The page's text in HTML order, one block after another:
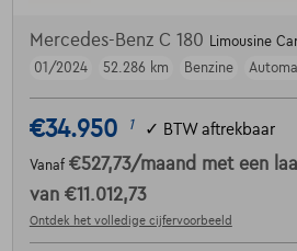
Mercedes-Benz C 180 Limousine
01/2024
52.286 km Benzine
€34.950 1 ✓ BTW aftrekbaar
Vanaf €527,73/maand met een
van €11.012,73
Ontdek het volledige cijfervoorbeeld